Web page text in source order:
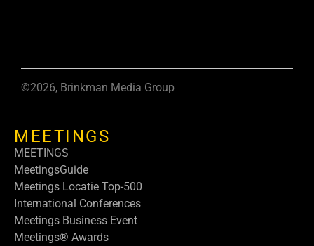
©2026, Brinkman Media Group
MEETINGS
MEETINGS
MeetingsGuide
Meetings Locatie Top-500
International Conferences
Meetings Business Event
Meetings® Awards